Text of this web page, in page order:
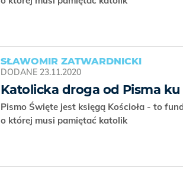
SŁAWOMIR ZATWARDNICKI
DODANE 23.11.2020
Katolicka droga od Pisma
Pismo Święte jest księgą Kościoła - to
o której musi pamiętać katolik